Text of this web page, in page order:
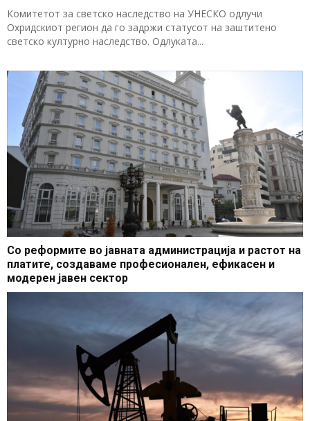
Комитетот за светско наследство на УНЕСКО одлучи
Охридскиот регион да го задржи статусот на заштитено
светско културно наследство. Одлуката...
Со реформите во јавната администрација и растот на
платите, создаваме професионален, ефикасен и
модерен јавен сектор